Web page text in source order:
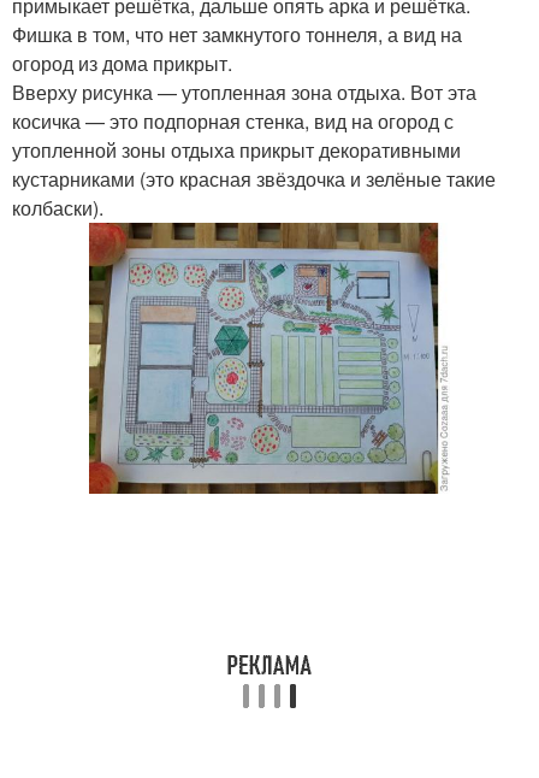
Фишка в том, что нет замкнутого тоннеля, а вид на
огород из дома прикрыт.
Вверху рисунка — утопленная зона отдыха. Вот эта
косичка — это подпорная стенка, вид на огород с
утопленной зоны отдыха прикрыт декоративными
кустарниками (это красная звёздочка и зелёные такие
колбаски).